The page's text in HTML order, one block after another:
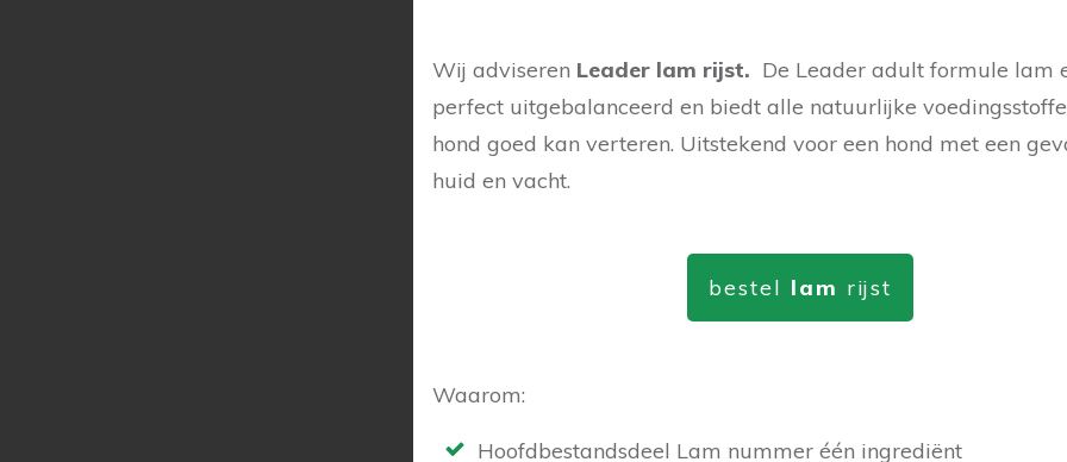
Wij adviseren Leader lam rijst. De Leader adult formule lam
perfect uitgebalanceerd en biedt alle natuurlijke
hond goed kan verteren. Uitstekend voor een hond met een
huid en vacht.
bestel lam rijst
Waarom:
Hoofdbestandsdeel Lam nummer één ingrediënt